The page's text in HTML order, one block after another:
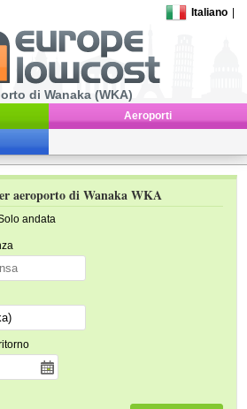
Italiano
di Wanaka (WKA)
Aeroporti
aeroporto di Wanaka WKA
andata